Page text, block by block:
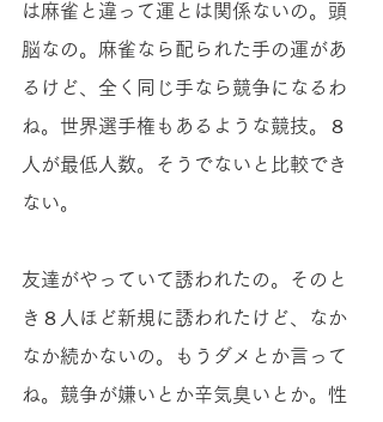
は麻雀と違って運とは関係ないの。頭
脳なの。麻雀なら配られた手の運があ
るけど、全く同じ手なら競争になるわ
ね。世界選手権もあるような競技。８
人が最低人数。そうでないと比較でき
ない。
友達がやっていて誘われたの。そのと
き８人ほど新規に誘われたけど、なか
なか続かないの。もうダメとか言って
ね。競争が嫌いとか辛気臭いとか。性